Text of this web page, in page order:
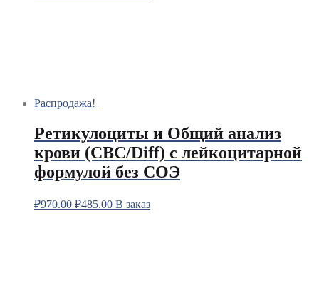
Распродажа!
Ретикулоциты и Общий анализ
крови (CBC/Diff) с лейкоцитарной
формулой без СОЭ
₽970.00 ₽485.00 В заказ